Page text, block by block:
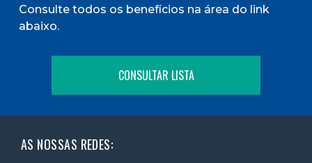
Consulte todos os benefícios na área do link
abaixo.
CONSULTAR LISTA
AS NOSSAS REDES: